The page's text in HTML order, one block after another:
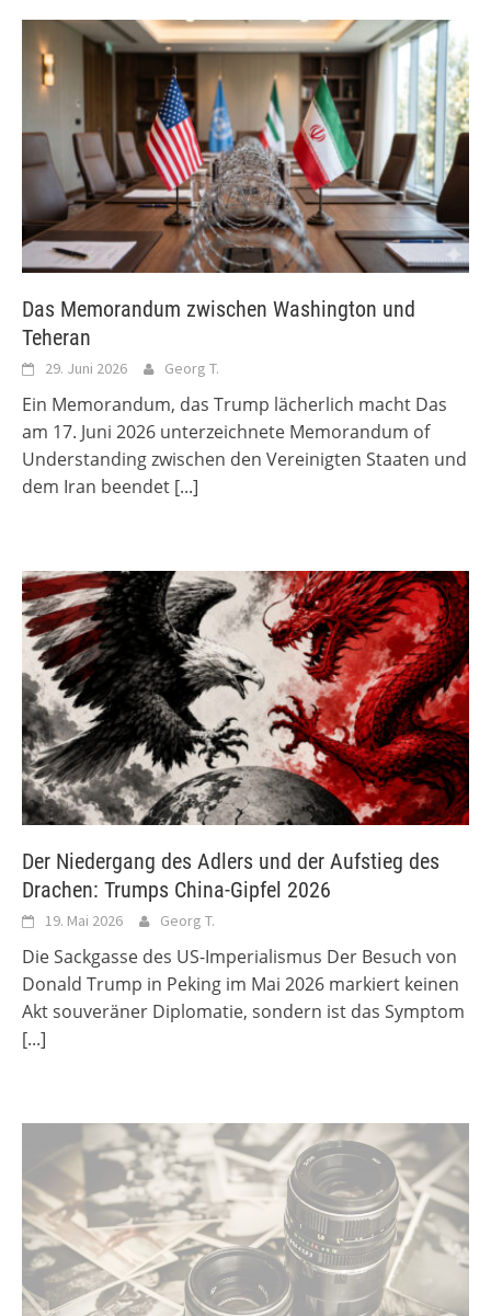
Das Memorandum zwischen Washington und
Teheran
29. Juni 2026 Georg T.
Ein Memorandum, das Trump lächerlich macht Das
am 17. Juni 2026 unterzeichnete Memorandum of
Understanding zwischen den Vereinigten Staaten und
dem Iran beendet [...]
Der Niedergang des Adlers und der Aufstieg des
Drachen: Trumps China-Gipfel 2026
19. Mai 2026 Georg T.
Die Sackgasse des US-Imperialismus Der Besuch von
Donald Trump in Peking im Mai 2026 markiert keinen
Akt souveräner Diplomatie, sondern ist das Symptom
[...]